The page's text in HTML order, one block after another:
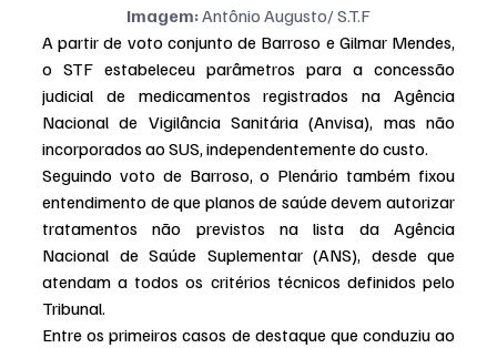
Imagem: Antônio Augusto/ S.T.F
A partir de voto conjunto de Barroso e Gilmar Mendes,
o STF estabeleceu parâmetros para a concessão
judicial de medicamentos registrados na Agência
Nacional de Vigilância Sanitária (Anvisa), mas não
incorporados ao SUS, independentemente do custo.
Seguindo voto de Barroso, o Plenário também fixou
entendimento de que planos de saúde devem autorizar
tratamentos não previstos na lista da Agência
Nacional de Saúde Suplementar (ANS), desde que
atendam a todos os critérios técnicos definidos pelo
Tribunal.
Entre os primeiros casos de destaque que conduziu ao